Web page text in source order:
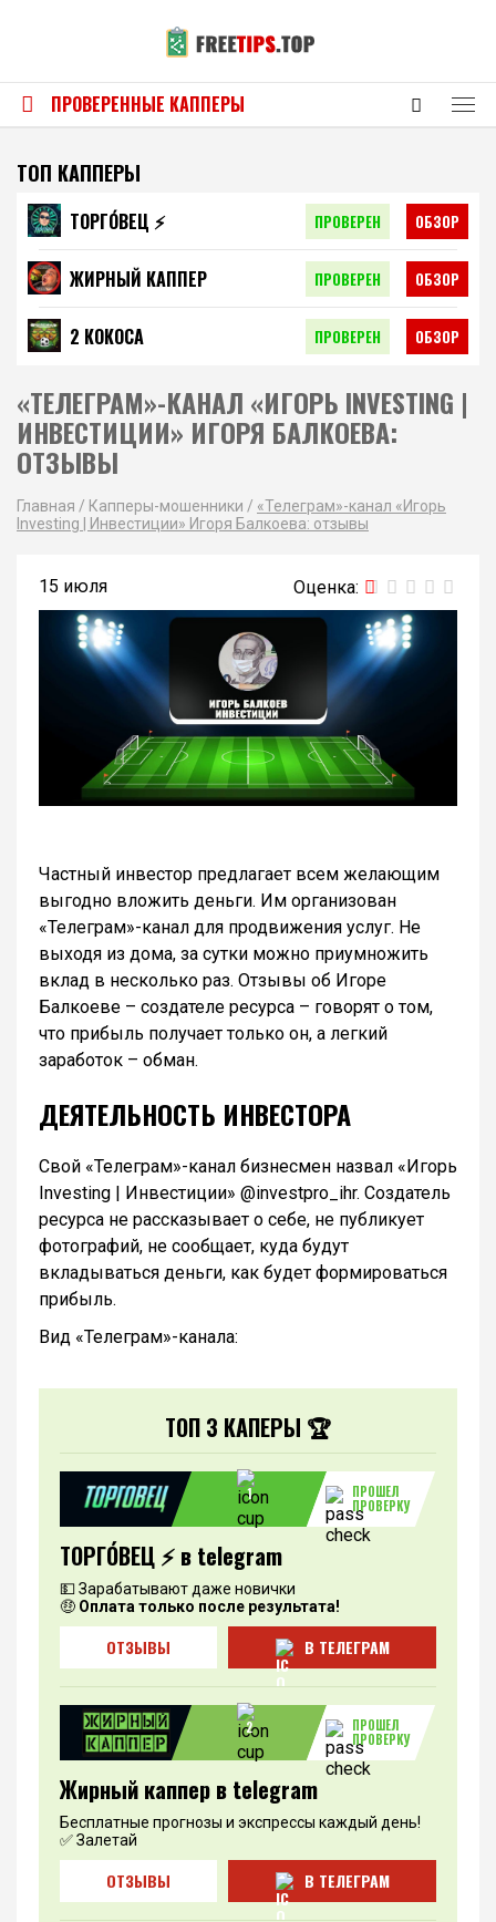
ПРОВЕРЕННЫЕ КАППЕРЫ
ТОП КАППЕРЫ
ТОРГО́ВЕЦ ⚡️ ПРОВЕРЕН ОБЗОР
ЖИРНЫЙ КАППЕР ПРОВЕРЕН ОБЗОР
2 КОКОСА ПРОВЕРЕН ОБЗОР
«ТЕЛЕГРАМ»-КАНАЛ «ИГОРЬ INVESTING |
ИНВЕСТИЦИИ» ИГОРЯ БАЛКОЕВА:
ОТЗЫВЫ
Главная / Капперы-мошенники / «Телеграм»-канал «Игорь
Investing | Инвестиции» Игоря Балкоева: отзывы
15 июля
Частный инвестор предлагает всем желающим
выгодно вложить деньги. Им организован
«Телеграм»-канал для продвижения услуг. Не
выходя из дома, за сутки можно приумножить
вклад в несколько раз. Отзывы об Игоре
Балкоеве – создателе ресурса – говорят о том,
что прибыль получает только он, а легкий
заработок – обман.
ДЕЯТЕЛЬНОСТЬ ИНВЕСТОРА
Свой «Телеграм»-канал бизнесмен назвал «Игорь
Investing | Инвестиции» @investpro_ihr. Создатель
ресурса не рассказывает о себе, не публикует
фотографий, не сообщает, куда будут
вкладываться деньги, как будет формироваться
прибыль.
Вид «Телеграм»-канала:
ТОП 3 КАПЕРЫ 🏆
1
ПРОШЕЛ
ПРОВЕРКУ
ТОРГО́ВЕЦ ⚡️ в telegram
💵 Зарабатывают даже новички
🤑 Оплата только после результата!
ОТЗЫВЫ В ТЕЛЕГРАМ
2
ПРОШЕЛ
ПРОВЕРКУ
Жирный каппер в telegram
Бесплатные прогнозы и экспрессы каждый день!
✅ Залетай
ОТЗЫВЫ В ТЕЛЕГРАМ